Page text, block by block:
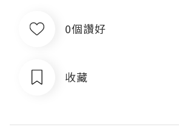
0個讚好
收藏